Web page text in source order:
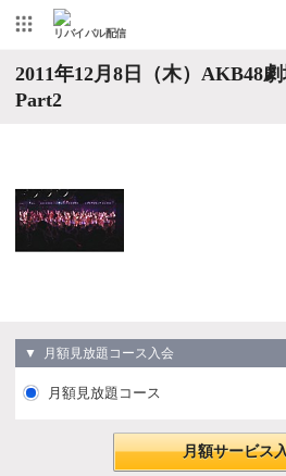
リバイバル配信
2011年12月8日（木）AKB48
Part2
▼ 月額見放題コース入会
月額見放題コース
月額サービス